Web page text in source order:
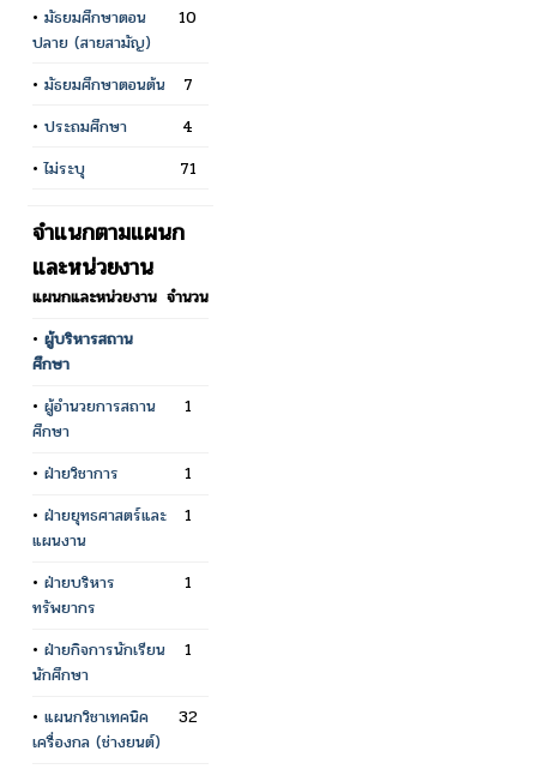
• มัธยมศึกษาตอน
ปลาย (สายสามัญ)
10
• มัธยมศึกษาตอนต้น
7
• ประถมศึกษา
4
•ไม่ระบุ 71
จำแนกตามแผนก
และหน่วยงาน
แผนกและหน่วยงาน จำนวน
• ผู้บริหารสถาน
ศึกษา
• ผู้อำนวยการสถาน
ศึกษา
1
• ฝ่ายวิชาการ
1
• ฝ่ายยุทธศาสตร์และ
แผนงาน
1
• ฝ่ายบริหาร
ทรัพยากร
1
• ฝ่ายกิจการนักเรียน
นักศึกษา
1
• แผนกวิชาเทคนิค
เครื่องกล (ช่างยนต์)
32